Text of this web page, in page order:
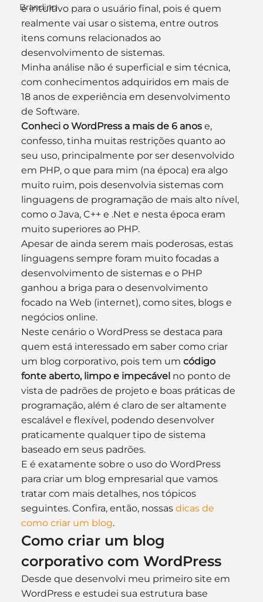
Branding
é intuitivo para o usuário final, pois é quem
realmente vai usar o sistema, entre outros
itens comuns relacionados ao
desenvolvimento de sistemas.
Minha análise não é superficial e sim técnica,
com conhecimentos adquiridos em mais de
18 anos de experiência em desenvolvimento
de Software.
Conheci o WordPress a mais de 6 anos e,
confesso, tinha muitas restrições quanto ao
seu uso, principalmente por ser desenvolvido
em PHP, o que para mim (na época) era algo
muito ruim, pois desenvolvia sistemas com
linguagens de programação de mais alto nível,
como o Java, C++ e .Net e nesta época eram
muito superiores ao PHP.
Apesar de ainda serem mais poderosas, estas
linguagens sempre foram muito focadas a
desenvolvimento de sistemas e o PHP
ganhou a briga para o desenvolvimento
focado na Web (internet), como sites, blogs e
negócios online.
Neste cenário o WordPress se destaca para
quem está interessado em saber como criar
um blog corporativo, pois tem um código
fonte aberto, limpo e impecável no ponto de
vista de padrões de projeto e boas práticas de
programação, além é claro de ser altamente
escalável e flexível, podendo desenvolver
praticamente qualquer tipo de sistema
baseado em seus padrões.
E é exatamente sobre o uso do WordPress
para criar um blog empresarial que vamos
tratar com mais detalhes, nos tópicos
seguintes. Confira, então, nossas dicas de
como criar um blog.
Como criar um blog
corporativo com WordPress
Desde que desenvolvi meu primeiro site em
WordPress e estudei sua estrutura base